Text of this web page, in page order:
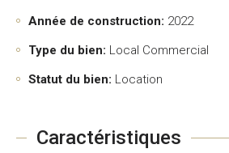
Année de construction: 2022
Type du bien: Local Commercial
Statut du bien: Location
Caractéristiques